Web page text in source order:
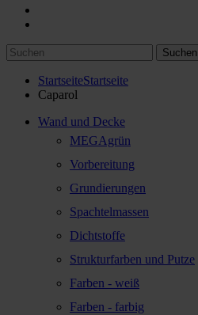
Suchen
StartseiteStartseite
Caparol
Wand und Decke
MEGAgrün
Vorbereitung
Grundierungen
Spachtelmassen
Dichtstoffe
Strukturfarben und Putze
Farben - weiß
Farben - farbig